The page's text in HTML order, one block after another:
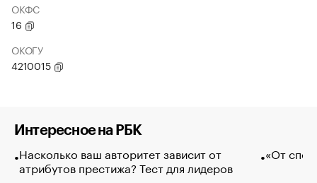
ОКФС
16
ОКОГУ
4210015
Интересное на РБК
Насколько ваш авторитет зависит от
атрибутов престижа? Тест для лидеров
«От